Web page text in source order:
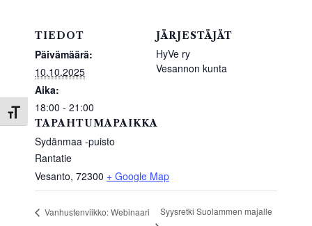
Toggle Font size
o
k
TIEDOT
Päivämäärä:
10.10.2025
Aika:
18:00 - 21:00
TAPAHTUMAPAIKKA
Sydänmaa -puisto
Rantatie
Vesanto, 72300 + Google Map
JÄRJESTÄJÄT
HyVe ry
Vesannon kunta
Vanhustenviikko: Webinaari Syysretki Suolammen majalle